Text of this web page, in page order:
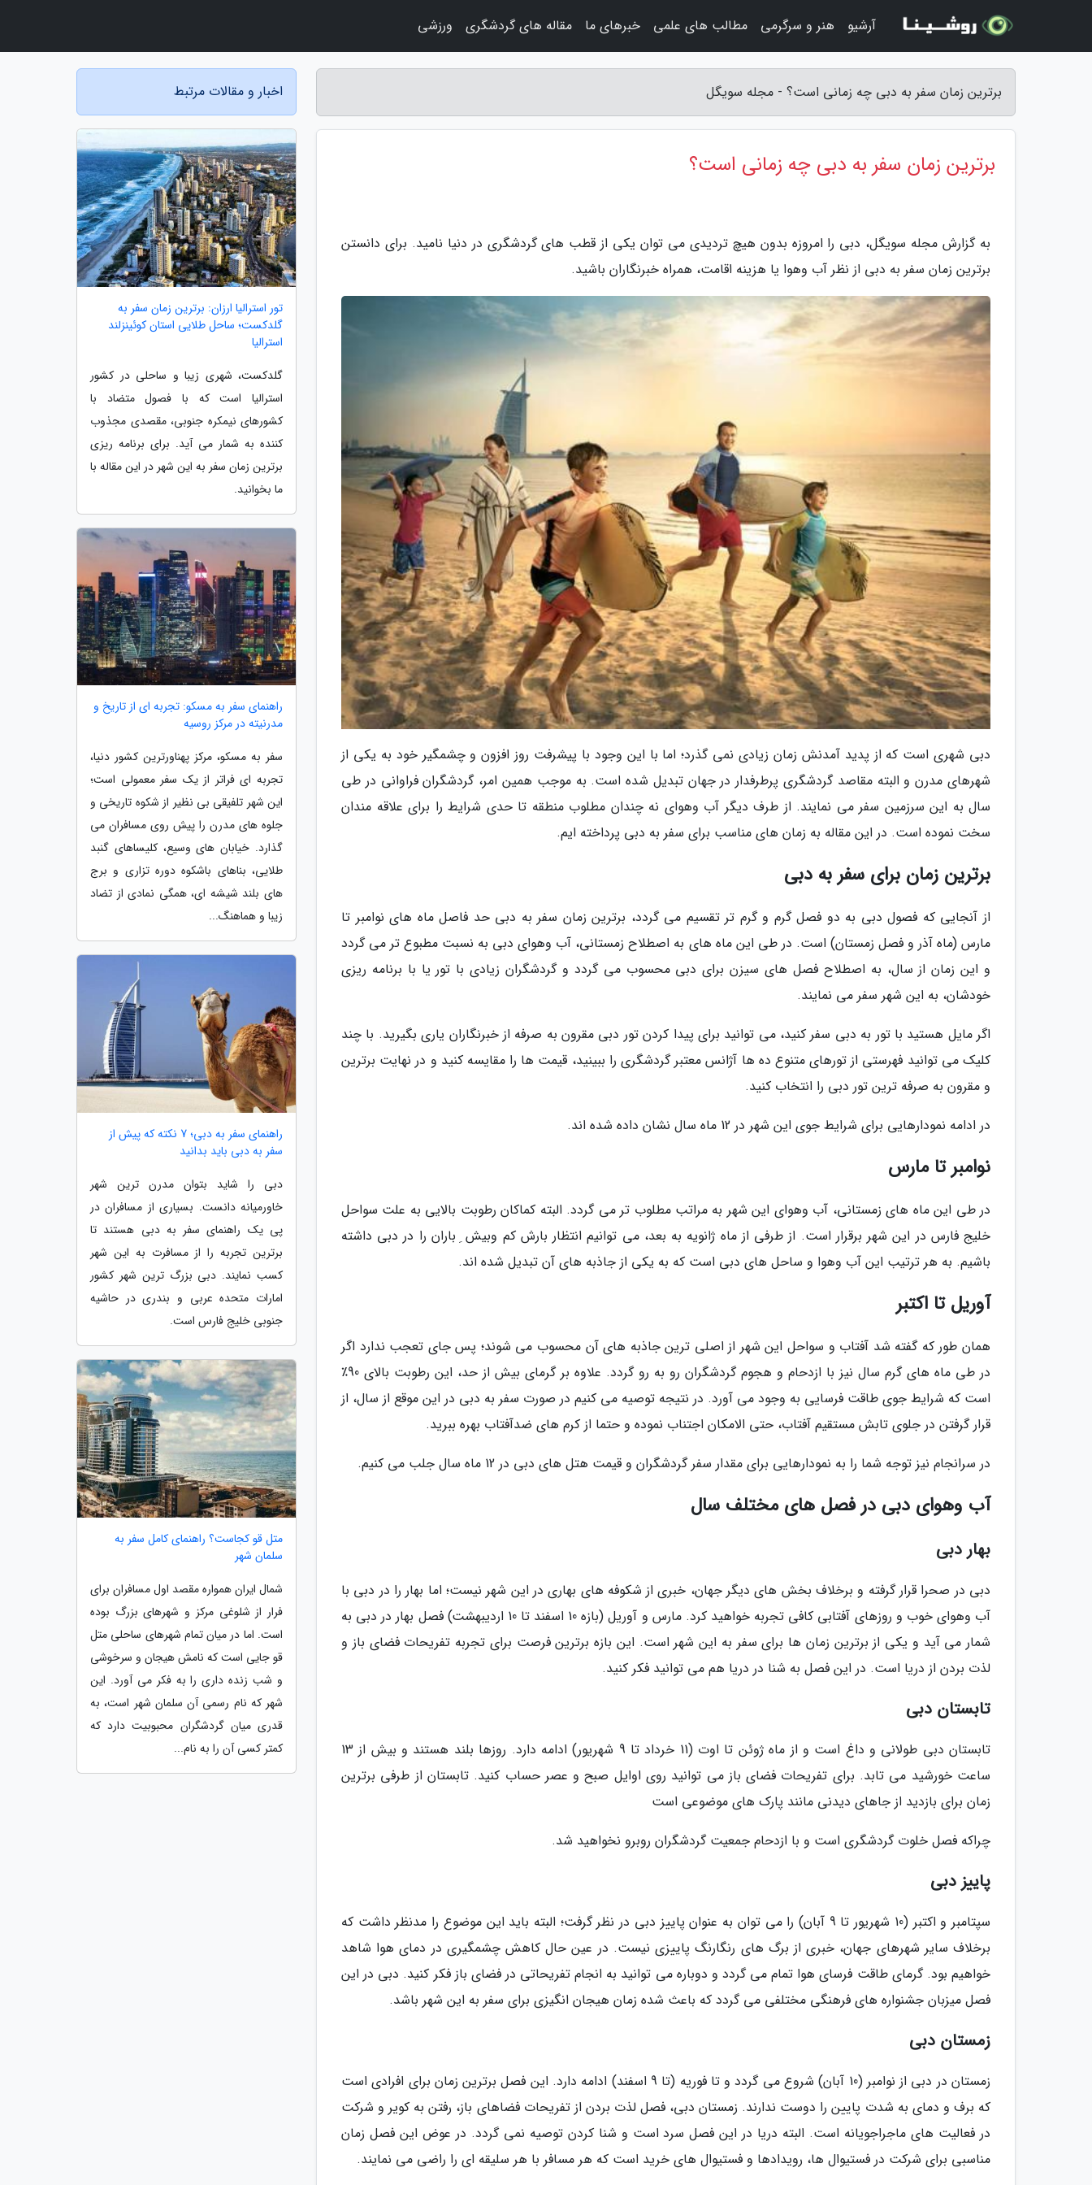
برترین زمان سفر به دبی چه زمانی است؟ - مجله سویگل
برترین زمان سفر به دبی چه زمانی است؟
به گزارش مجله سویگل، دبی را امروزه بدون هیچ تردیدی می توان یکی از قطب های گردشگری در دنیا نامید. برای دانستن
برترین زمان سفر به دبی از نظر آب وهوا یا هزینه اقامت، همراه خبرنگاران باشید.
دبی شهری است که از پدید آمدنش زمان زیادی نمی گذرد؛ اما با این وجود با پیشرفت روز افزون و چشمگیر خود به یکی از
شهرهای مدرن و البته مقاصد گردشگری پرطرفدار در جهان تبدیل شده است. به موجب همین امر، گردشگران فراوانی در طی
سال به این سرزمین سفر می نمایند. از طرف دیگر آب وهوای نه چندان مطلوب منطقه تا حدی شرایط را برای علاقه مندان
سخت نموده است. در این مقاله به زمان های مناسب برای سفر به دبی پرداخته ایم.
برترین زمان برای سفر به دبی
از آنجایی که فصول دبی به دو فصل گرم و گرم تر تقسیم می گردد، برترین زمان سفر به دبی حد فاصل ماه های نوامبر تا
مارس (ماه آذر و فصل زمستان) است. در طی این ماه های به اصطلاح زمستانی، آب وهوای دبی به نسبت مطبوع تر می گردد
و این زمان از سال، به اصطلاح فصل های سیزن برای دبی محسوب می گردد و گردشگران زیادی با تور یا با برنامه ریزی
خودشان، به این شهر سفر می نمایند.
اگر مایل هستید با تور به دبی سفر کنید، می توانید برای پیدا کردن تور دبی مقرون به صرفه از خبرنگاران یاری بگیرید. با چند
کلیک می توانید فهرستی از تورهای متنوع ده ها آژانس معتبر گردشگری را ببینید، قیمت ها را مقایسه کنید و در نهایت برترین
و مقرون به صرفه ترین تور دبی را انتخاب کنید.
در ادامه نمودارهایی برای شرایط جوی این شهر در 12 ماه سال نشان داده شده اند.
نوامبر تا مارس
در طی این ماه های زمستانی، آب وهوای این شهر به مراتب مطلوب تر می گردد. البته کماکان رطوبت بالایی به علت سواحل
خلیج فارس در این شهر برقرار است. از طرفی از ماه ژانویه به بعد، می توانیم انتظار بارش کم وبیش ِ باران را در دبی داشته
باشیم. به هر ترتیب این آب وهوا و ساحل های دبی است که به یکی از جاذبه های آن تبدیل شده اند.
آوریل تا اکتبر
همان طور که گفته شد آفتاب و سواحل این شهر از اصلی ترین جاذبه های آن محسوب می شوند؛ پس جای تعجب ندارد اگر
در طی ماه های گرم سال نیز با ازدحام و هجوم گردشگران رو به رو گردد. علاوه بر گرمای بیش از حد، این رطوبت بالای 90٪
است که شرایط جوی طاقت فرسایی به وجود می آورد. در نتیجه توصیه می کنیم در صورت سفر به دبی در این موقع از سال، از
قرار گرفتن در جلوی تابش مستقیم آفتاب، حتی الامکان اجتناب نموده و حتما از کرم های ضدآفتاب بهره ببرید.
در سرانجام نیز توجه شما را به نمودارهایی برای مقدار سفر گردشگران و قیمت هتل های دبی در 12 ماه سال جلب می کنیم.
آب وهوای دبی در فصل های مختلف سال
بهار دبی
دبی در صحرا قرار گرفته و برخلاف بخش های دیگر جهان، خبری از شکوفه های بهاری در این شهر نیست؛ اما بهار را در دبی با
آب وهوای خوب و روزهای آفتابی کافی تجربه خواهید کرد. مارس و آوریل (بازه 10 اسفند تا 10 اردیبهشت) فصل بهار در دبی به
شمار می آید و یکی از برترین زمان ها برای سفر به این شهر است. این بازه برترین فرصت برای تجربه تفریحات فضای باز و
لذت بردن از دریا است. در این فصل به شنا در دریا هم می توانید فکر کنید.
تابستان دبی
تابستان دبی طولانی و داغ است و از ماه ژوئن تا اوت (11 خرداد تا 9 شهریور) ادامه دارد. روزها بلند هستند و بیش از 13
ساعت خورشید می تابد. برای تفریحات فضای باز می توانید روی اوایل صبح و عصر حساب کنید. تابستان از طرفی برترین
زمان برای بازدید از جاهای دیدنی مانند پارک های موضوعی است
چراکه فصل خلوت گردشگری است و با ازدحام جمعیت گردشگران روبرو نخواهید شد.
پاییز دبی
سپتامبر و اکتبر (10 شهریور تا 9 آبان) را می توان به عنوان پاییز دبی در نظر گرفت؛ البته باید این موضوع را مدنظر داشت که
برخلاف سایر شهرهای جهان، خبری از برگ های رنگارنگ پاییزی نیست. در عین حال کاهش چشمگیری در دمای هوا شاهد
خواهیم بود. گرمای طاقت فرسای هوا تمام می گردد و دوباره می توانید به انجام تفریحاتی در فضای باز فکر کنید. دبی در این
فصل میزبان جشنواره های فرهنگی مختلفی می گردد که باعث شده زمان هیجان انگیزی برای سفر به این شهر باشد.
زمستان دبی
زمستان در دبی از نوامبر (10 آبان) شروع می گردد و تا فوریه (تا 9 اسفند) ادامه دارد. این فصل برترین زمان برای افرادی است
که برف و دمای به شدت پایین را دوست ندارند. زمستان دبی، فصل لذت بردن از تفریحات فضاهای باز، رفتن به کویر و شرکت
در فعالیت های ماجراجویانه است. البته دریا در این فصل سرد است و شنا کردن توصیه نمی گردد. در عوض این فصل زمان
مناسبی برای شرکت در فستیوال ها، رویدادها و فستیوال های خرید است که هر مسافر با هر سلیقه ای را راضی می نمایند.
اخبار و مقالات مرتبط
تور استرالیا ارزان: برترین زمان سفر به
گلدکست؛ ساحل طلایی استان کوئینزلند
استرالیا
گلدکست، شهری زیبا و ساحلی در کشور
استرالیا است که با فصول متضاد با
کشورهای نیمکره جنوبی، مقصدی مجذوب
کننده به شمار می آید. برای برنامه ریزی
برترین زمان سفر به این شهر در این مقاله با
ما بخوانید.
راهنمای سفر به مسکو: تجربه ای از تاریخ و
مدرنیته در مرکز روسیه
سفر به مسکو، مرکز پهناورترین کشور دنیا،
تجربه ای فراتر از یک سفر معمولی است؛
این شهر تلفیقی بی نظیر از شکوه تاریخی و
جلوه های مدرن را پیش روی مسافران می
گذارد. خیابان های وسیع، کلیساهای گنبد
طلایی، بناهای باشکوه دوره تزاری و برج
های بلند شیشه ای، همگی نمادی از تضاد
زیبا و هماهنگ...
راهنمای سفر به دبی؛ 7 نکته که پیش از
سفر به دبی باید بدانید
دبی را شاید بتوان مدرن ترین شهر
خاورمیانه دانست. بسیاری از مسافران در
پی یک راهنمای سفر به دبی هستند تا
برترین تجربه را از مسافرت به این شهر
کسب نمایند. دبی بزرگ ترین شهر کشور
امارات متحده عربی و بندری در حاشیه
جنوبی خلیج فارس است.
متل قو کجاست؟ راهنمای کامل سفر به
سلمان شهر
شمال ایران همواره مقصد اول مسافران برای
فرار از شلوغی مرکز و شهرهای بزرگ بوده
است. اما در میان تمام شهرهای ساحلی متل
قو جایی است که نامش هیجان و سرخوشی
و شب زنده داری را به فکر می آورد. این
شهر که نام رسمی آن سلمان شهر است، به
قدری میان گردشگران محبوبیت دارد که
کمتر کسی آن را به نام...
آرشیو هنر و سرگرمی مطالب های علمی خبرهای ما مقاله های گردشگری ورزشی